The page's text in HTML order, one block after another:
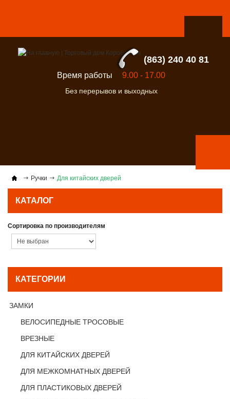
(863) 240 40 81
Время работы 9.00 - 17.00
Без перерывов и выходных
Ручки Для китайских дверей
КАТАЛОГ
Сортировка по производителям
КАТЕГОРИИ
ЗАМКИ
ВЕЛОСИПЕДНЫЕ ТРОСОВЫЕ
ВРЕЗНЫЕ
ДЛЯ КИТАЙСКИХ ДВЕРЕЙ
ДЛЯ МЕЖКОМНАТНЫХ ДВЕРЕЙ
ДЛЯ ПЛАСТИКОВЫХ ДВЕРЕЙ